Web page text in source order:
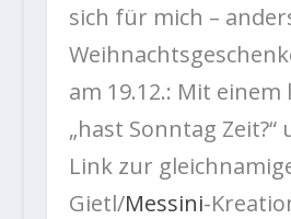
sich für mich –
am 19.12.: Mit einem
„hast Sonntag Zeit?“
Link zur
Gietl/Messini-